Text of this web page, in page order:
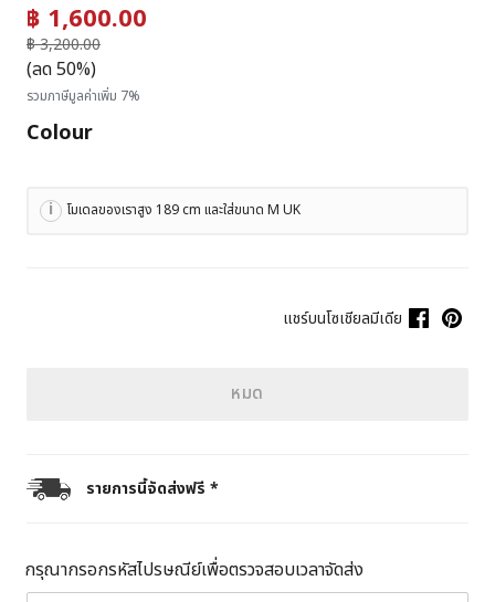
฿ 1,600.00
฿ 3,200.00
ถึง
(ลด 50%)
รวมภาษีมูลค่าเพิ่ม 7%
Colour
โมเดลของเราสูง 189 cm และใส่ขนาด M UK
แชร์บนโซเชียลมีเดีย
หมด
รายการนี้จัดส่งฟรี *
กรุณากรอกรหัสไปรษณีย์เพื่อตรวจสอบเวลาจัดส่ง